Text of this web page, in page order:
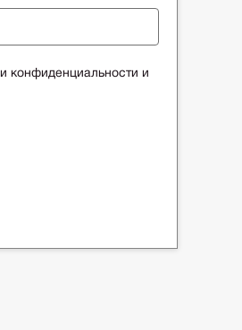
конфиденциальности и